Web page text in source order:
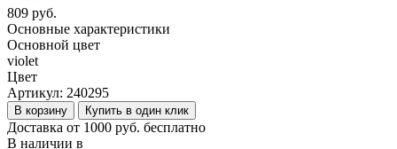
809 руб.
Основные характеристики
Основной цвет
violet
Цвет
Артикул: 240295
В корзину Купить в один клик
Доставка от 1000 руб. бесплатно
В наличии в